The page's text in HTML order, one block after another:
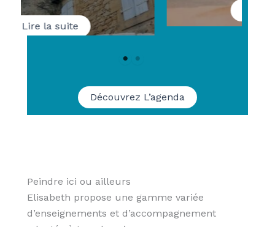
Lire la suite
Découvrez L’agenda
Peindre ici ou ailleurs
Elisabeth propose une gamme variée
d’enseignements et d’accompagnement